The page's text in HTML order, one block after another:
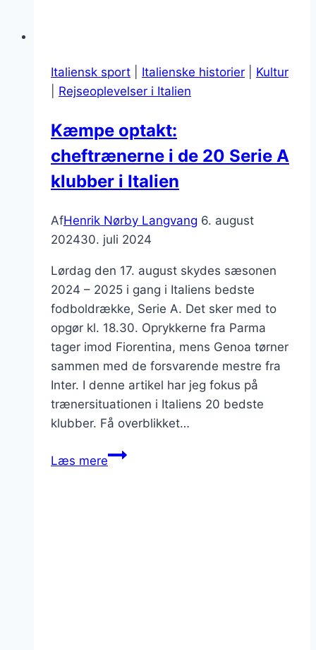
Italiensk sport Italienske historier
Kultur
Rejseoplevelser i Italien
Kæmpe optakt:
cheftrænerne i de 20 Serie A
klubber i Italien
AfHenrik Nørby Langvang 6. august
202430. juli 2024
Lørdag den 17. august skydes sæsonen
2024 – 2025 i gang i Italiens bedste
fodboldrække, Serie A. Det sker med to
opgør kl. 18.30. Oprykkerne fra Parma
tager imod Fiorentina, mens Genoa tørner
sammen med de forsvarende mestre fra
Inter. I denne artikel har jeg fokus på
trænersituationen i Italiens 20 bedste
klubber. Få overblikket…
Læs mereKæmpe